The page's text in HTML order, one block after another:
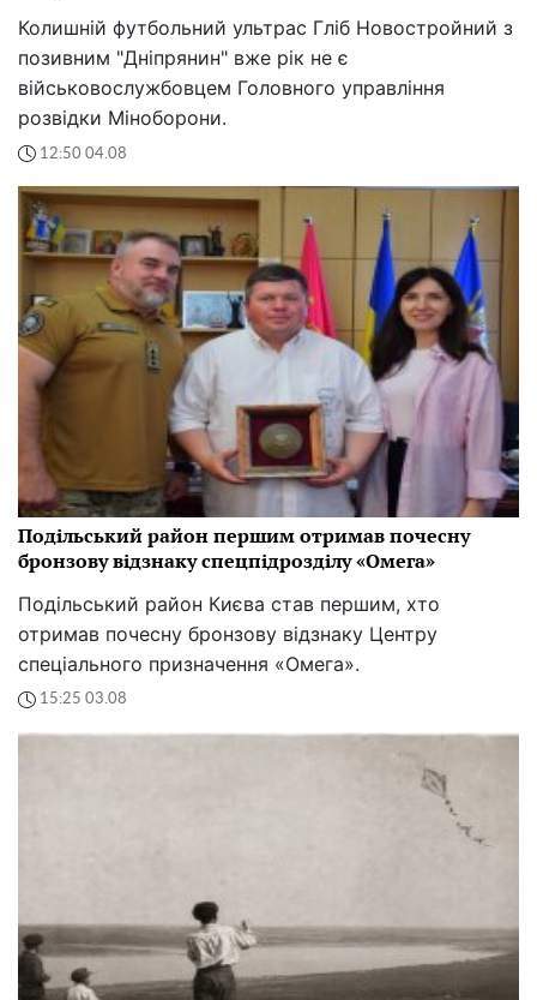
Колишній футбольний ультрас Гліб Новостройний з
позивним "Дніпрянин" вже рік не є
військовослужбовцем Головного управління
розвідки Міноборони.
12:50 04.08
Подільський район першим отримав почесну
бронзову відзнаку спецпідрозділу «Омега»
Подільський район Києва став першим, хто
отримав почесну бронзову відзнаку Центру
спеціального призначення «Омега».
15:25 03.08